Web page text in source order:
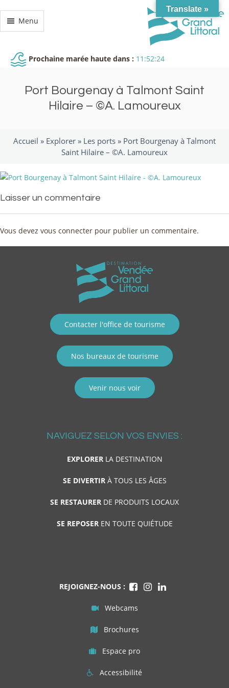
Menu
Prochaine marée haute dans : 11:52:24
Port Bourgenay à Talmont Saint
Hilaire – ©A. Lamoureux
Accueil » Explorer » Les ports » Port Bourgenay à Talmont
Saint Hilaire – ©A. Lamoureux
Laisser un commentaire
Vous devez vous connecter pour publier un commentaire.
Contacter l'office de tourisme
Nos bureaux de tourisme
Venir nous voir
NAVIGUEZ SELON VOS ENVIES :
EXPLORERLA DESTINATION
SE DIVERTIRÀ TOUS LES ÂGES
SE RESTAURER DE PRODUITS LOCAUX
SE REPOSEREN TOUTE QUIÉTUDE
REJOIGNEZ-NOUS :
Webcams
Brochures
Espace pro
Accessibilité
Translate »